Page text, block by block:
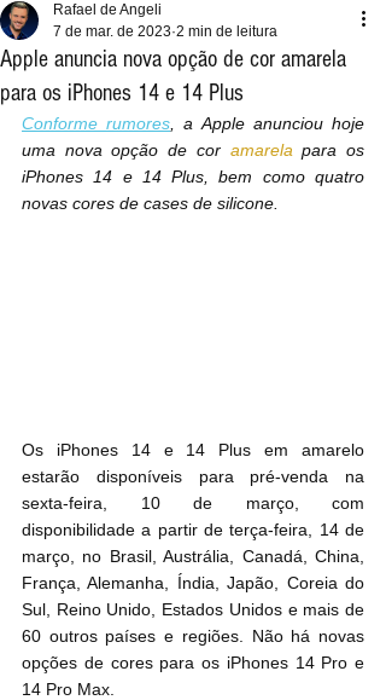
Apple anuncia nova opção de cor amarela
para os iPhones 14 e 14 Plus
Rafael de Angeli
7 de mar. de 2023 2 min de leitura
Conforme rumores , a Apple anunciou hoje
uma nova opção de cor amarela para os
iPhones 14 e 14‌ Plus, bem como quatro
novas cores de cases de silicone.
Os ‌iPhones 14‌ e 14‌ Plus em amarelo
estarão disponíveis para pré-venda na
sexta-feira, 10 de março, com
disponibilidade a partir de terça-feira, 14 de
março, no Brasil, Austrália, Canadá, China,
França, Alemanha, Índia, Japão, Coreia do
Sul, Reino Unido, Estados Unidos e mais de
60 outros países e regiões. Não há novas
opções de cores para os iPhones 14 Pro e
14 Pro‌ Max.